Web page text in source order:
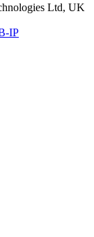
Ltd, UK
IP